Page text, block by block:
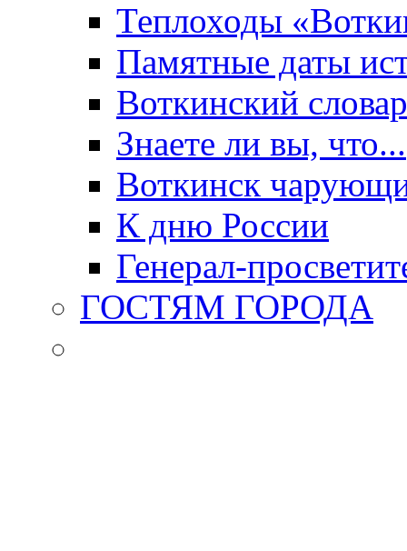
Теплоходы
Памятные даты
Воткинский
Знаете ли вы, что...
Воткинск
К дню России
Генерал-
ГОСТЯМ ГОРОДА